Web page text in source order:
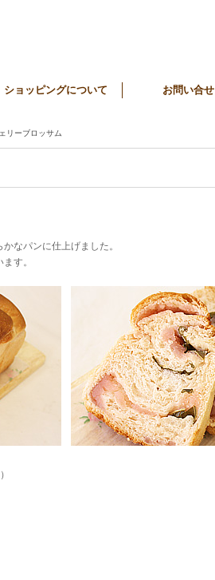
ショッピングについて お問い合せ
リーブロッサム
なパンに仕上げました。
す。